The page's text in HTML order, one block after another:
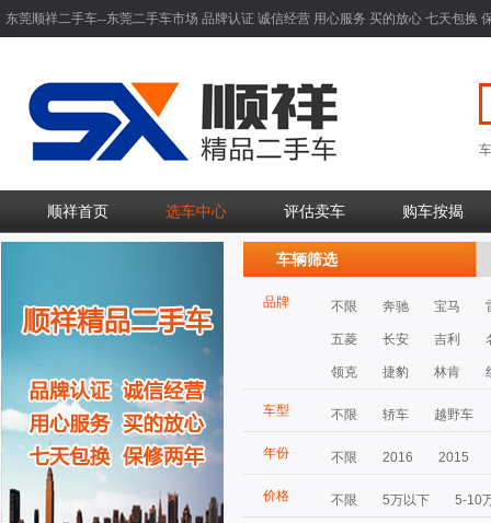
东莞顺祥二手车--东莞二手车市场 品牌认证 诚信经营 用心服务 买的放心 七天包换
顺祥首页 选车中心 评估卖车 购车按揭
车辆筛选
品牌 不限 奔驰 宝马
五菱 长安 吉利
领克 捷豹 林肯
车型 不限 轿车 越野车
年份 不限 2016 2015
价格 不限 5万以下 5-10